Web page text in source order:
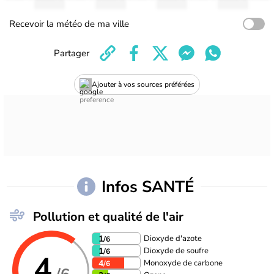
Recevoir la météo de ma ville
Ajouter à vos sources préférées
Partager
Infos SANTÉ
Pollution et qualité de l'air
1/6 Dioxyde d'azote
1/6 Dioxyde de soufre
4/6 Monoxyde de carbone